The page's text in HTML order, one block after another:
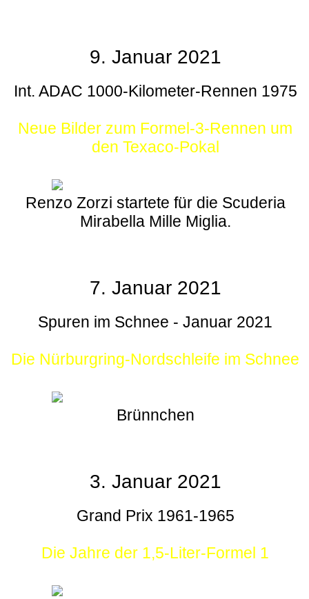
9. Januar 2021
Int. ADAC 1000-Kilometer-Rennen 1975
Neue Bilder zum Formel-3-Rennen um
den Texaco-Pokal
Renzo Zorzi startete für die Scuderia
Mirabella Mille Miglia.
7. Januar 2021
Spuren im Schnee - Januar 2021
Die Nürburgring-Nordschleife im Schnee
Brünnchen
3. Januar 2021
Grand Prix 1961-1965
Die Jahre der 1,5-Liter-Formel 1